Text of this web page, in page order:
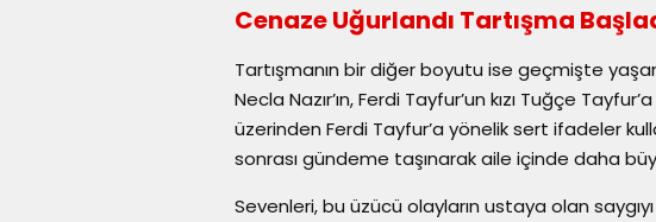
Cenaze Uğurlandı Tartışma
Tartışmanın bir diğer boyutu ise geçmişte
Necla Nazır’ın, Ferdi Tayfur’un kızı Tuğçe
üzerinden Ferdi Tayfur’a yönelik sert ifadeler
sonrası gündeme taşınarak aile içinde daha
Sevenleri, bu üzücü olayların ustaya olan